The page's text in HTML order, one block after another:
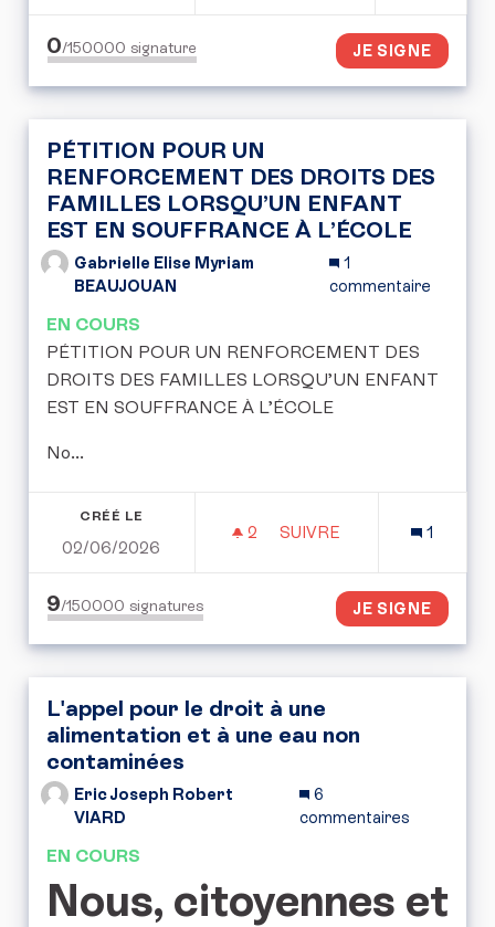
0/150000 signature JE SIGNE
PÉTITION POUR UN
RENFORCEMENT DES DROITS DES
FAMILLES LORSQU’UN ENFANT
EST EN SOUFFRANCE À L’ÉCOLE
Gabrielle Elise Myriam
BEAUJOUAN
1
commentaire
EN COURS
PÉTITION POUR UN RENFORCEMENT DES
DROITS DES FAMILLES LORSQU’UN ENFANT
EST EN SOUFFRANCE À L’ÉCOLE
No...
CRÉÉ LE
02/06/2026
2 2 ABONNÉS
SUIVRE
1
9/150000 signatures JE SIGNE
L'appel pour le droit à une
alimentation et à une eau non
contaminées
Eric Joseph Robert
VIARD
6
commentaires
EN COURS
Nous, citoyennes et